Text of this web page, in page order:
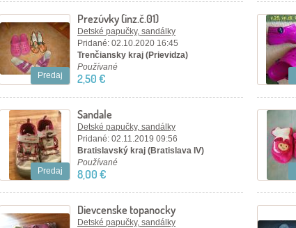
Predaj
Prezúvky (inz.č.01)
Detské papučky, sandálky
Pridané: 02.10.2020 16:45
Trenčiansky kraj (Prievidza)
Používané
2,50 €
Predaj
Sandale
Detské papučky, sandálky
Pridané: 02.11.2019 09:56
Bratislavský kraj (Bratislava IV)
Používané
8,00 €
Dievcenske topanocky
Detské papučky, sandálky